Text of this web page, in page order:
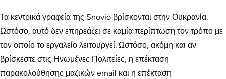
Τα κεντρικά γραφεία της Snovio βρίσκονται στην Ουκρανία.
Ωστόσο, αυτό δεν επηρεάζει σε καμία περίπτωση τον τρόπο με
τον οποίο το εργαλείο λειτουργεί. Ωστόσο, ακόμη και αν
βρίσκεστε στις Ηνωμένες Πολιτείες, η επέκταση
παρακολούθησης μαζικών email και η επέκταση